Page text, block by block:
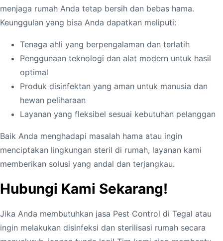
menjaga rumah Anda tetap bersih dan bebas hama.
Keunggulan yang bisa Anda dapatkan meliputi:
Tenaga ahli yang berpengalaman dan terlatih
Penggunaan teknologi dan alat modern untuk hasil
optimal
Produk disinfektan yang aman untuk manusia dan
hewan peliharaan
Layanan yang fleksibel sesuai kebutuhan pelanggan
Baik Anda menghadapi masalah hama atau ingin
menciptakan lingkungan steril di rumah, layanan kami
memberikan solusi yang andal dan terjangkau.
Hubungi Kami Sekarang!
Jika Anda membutuhkan jasa Pest Control di Tegal atau
ingin melakukan disinfeksi dan sterilisasi rumah secara